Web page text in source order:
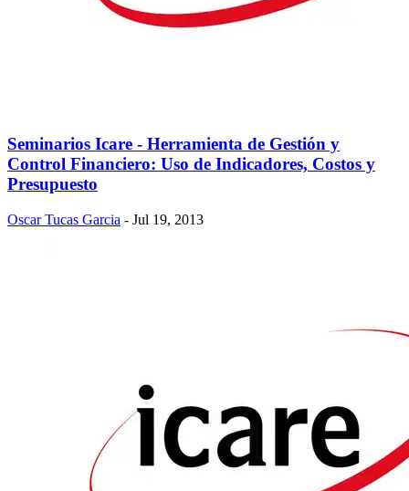
Seminarios Icare - Herramienta de Gestión y
Control Financiero: Uso de Indicadores, Costos y
Presupuesto
Oscar Tucas Garcia - Jul 19, 2013